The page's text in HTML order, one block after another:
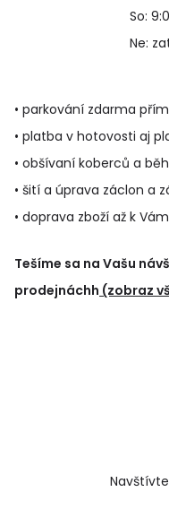
So:
Ne:
• parkování zdarma
• platba v hotovosti aj
• obšívaní koberců a
• šití a úprava záclon a
• doprava zboží až k
Tešíme sa na Vašu
prodejnáchh (zobraz